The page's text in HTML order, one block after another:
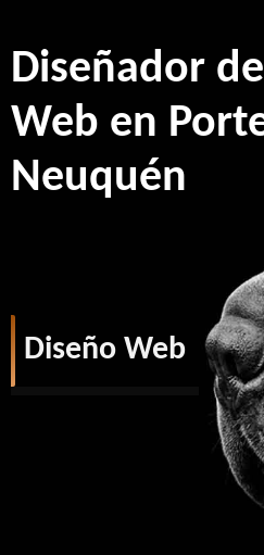
Diseñador
Web en
Neuquén
Diseño Web